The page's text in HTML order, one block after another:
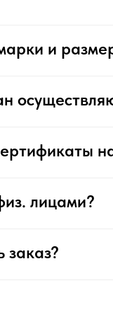
и
лицами?
заказ?